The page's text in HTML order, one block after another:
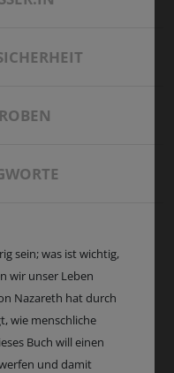
sein; was ist wichtig,
wir unser Leben
Nazareth hat durch
wie menschliche
Buch will einen
und damit